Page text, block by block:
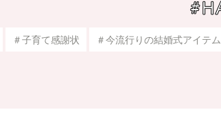
＃子育て感謝状 ＃今流行りの結婚式アイテム